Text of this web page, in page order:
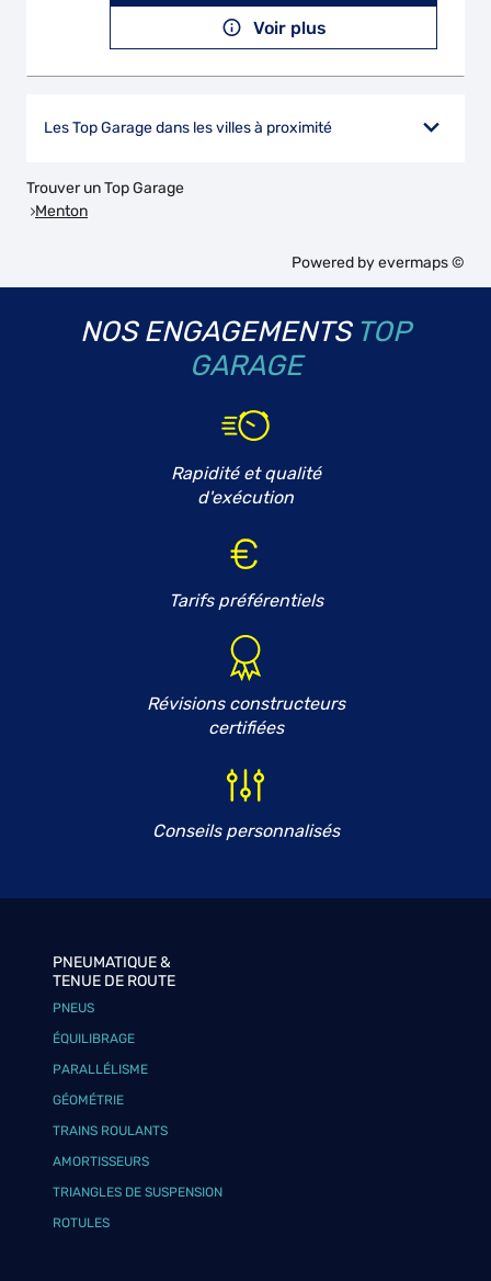
Voir plus
Les Top Garage dans les villes à proximité
Trouver un Top Garage
Menton
Powered byevermaps ©
NOS ENGAGEMENTS TOP
GARAGE
Rapidité et qualité
d'exécution
Tarifs préférentiels
Révisions constructeurs
certifiées
Conseils personnalisés
PNEUMATIQUE &
TENUE DE ROUTE
PNEUS
ÉQUILIBRAGE
PARALLÉLISME
GÉOMÉTRIE
TRAINS ROULANTS
AMORTISSEURS
TRIANGLES DE SUSPENSION
ROTULES